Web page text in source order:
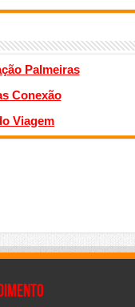
Palmeiras
Conexão
Viagem